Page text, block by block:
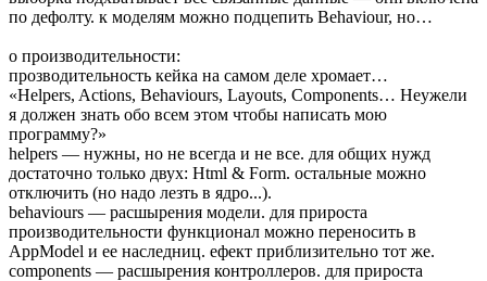
по дефолту. к моделям можно подцепить Behaviour, но…
о производительности:
прозводительность кейка на самом деле хромает…
«Helpers, Actions, Behaviours, Layouts, Components… Неужели
я должен знать обо всем этом чтобы написать мою
программу?»
helpers — нужны, но не всегда и не все. для общих нужд
достаточно только двух: Html & Form. остальные можно
отключить (но надо лезть в ядро...).
behaviours — расшырения модели. для прироста
производительности функционал можно переносить в
AppModel и ее наследниц. ефект приблизительно тот же.
components — расшырения контроллеров. для прироста